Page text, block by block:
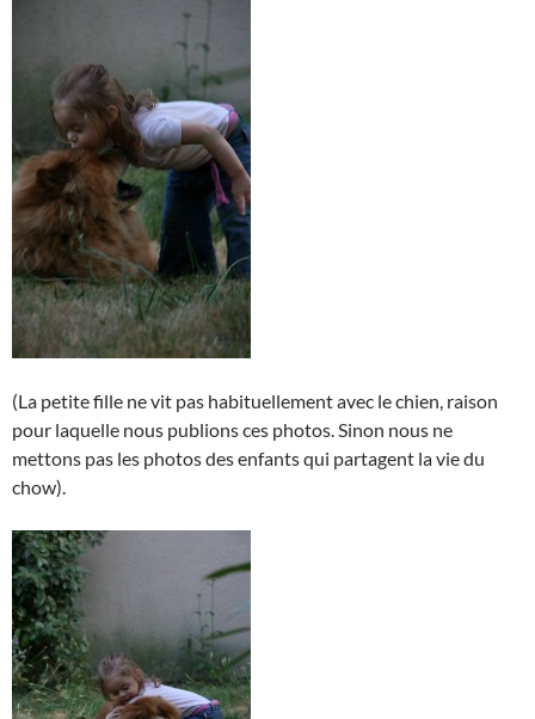
(La petite fille ne vit pas habituellement avec le chien, raison
pour laquelle nous publions ces photos. Sinon nous ne
mettons pas les photos des enfants qui partagent la vie du
chow).